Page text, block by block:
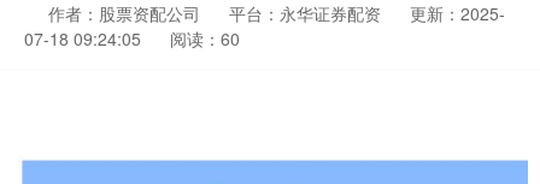
作者：股票资配公司 平台：永华证券配资
更新：2025-
07-18 09:24:05
阅读：60